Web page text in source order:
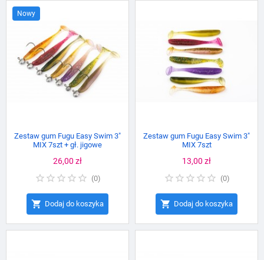
Nowy
Zestaw gum Fugu Easy Swim 3"
MIX 7szt + gł. jigowe
Cena
26,00 zł
(0)
 Dodaj do koszyka
Zestaw gum Fugu Easy Swim 3"
MIX 7szt
Cena
13,00 zł
(0)
 Dodaj do koszyka